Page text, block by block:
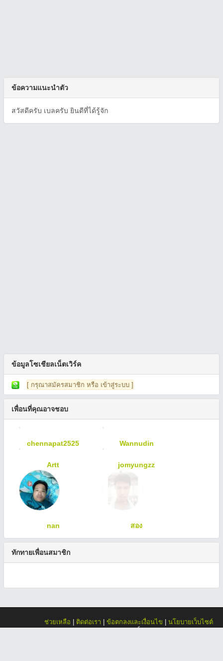
ข้อความแนะนำตัว
สวัสดีครับ เบลครับ ยินดีที่ได้รู้จัก
ข้อมูลโซเชียลเน็ตเวิร์ค
[ กรุณาสมัครสมาชิก หรือ เข้าสู่ระบบ ]
เพื่อนที่คุณอาจชอบ
chennapat2525 Wannudin
Artt jomyungzz
nan สอง
ทักทายเพื่อนสมาชิก
ช่วยเหลือ ติดต่อเรา ข้อตกลงและเงื่อนไข
นโยบายเว็บไซต์